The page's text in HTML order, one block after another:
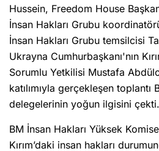
Hussein, Freedom House
İnsan Hakları Grubu
İnsan Hakları Grubu temsilcisi
Ukrayna Cumhurbaşkanı'nın
Sorumlu Yetkilisi Mustafa
katılımıyla gerçekleşen toplantı
delegelerinin yoğun ilgisini çekti.
BM İnsan Hakları Yüksek
Kırım’daki insan hakları